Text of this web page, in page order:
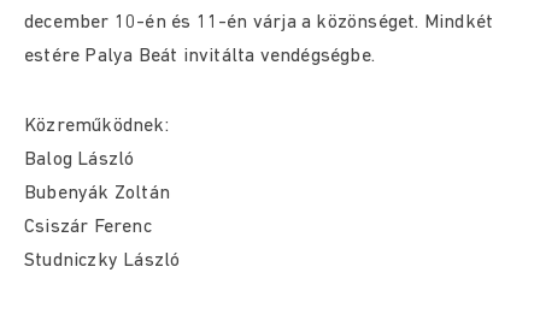
december 10-én és 11-én várja a közönséget. Mindkét
estére Palya Beát invitálta vendégségbe.
Közreműködnek:
Balog László
Bubenyák Zoltán
Csiszár Ferenc
Studniczky László